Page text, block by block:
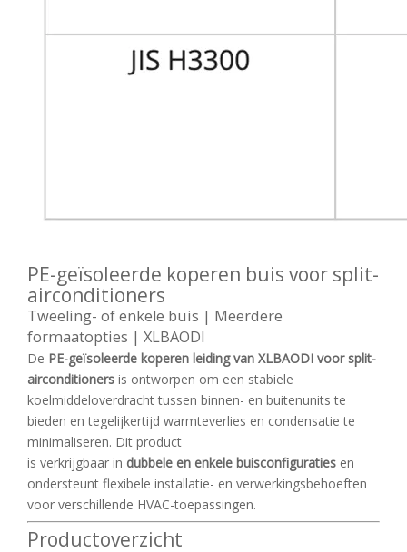
PE-geïsoleerde koperen buis voor split-
airconditioners
Tweeling- of enkele buis | Meerdere
formaatopties | XLBAODI
De PE-geïsoleerde koperen leiding van XLBAODI voor split-
airconditioners is ontworpen om een ​​stabiele
koelmiddeloverdracht tussen binnen- en buitenunits te
bieden en tegelijkertijd warmteverlies en condensatie te
minimaliseren. Dit product
is verkrijgbaar in dubbele en enkele buisconfiguraties en
ondersteunt flexibele installatie- en verwerkingsbehoeften
voor verschillende HVAC-toepassingen.
Productoverzicht